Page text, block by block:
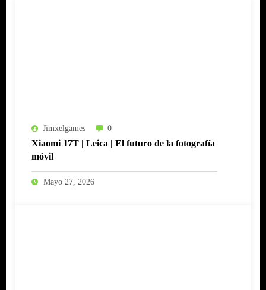
Jimxelgames 0
Xiaomi 17T | Leica | El futuro de la fotografía
móvil
Mayo 27, 2026